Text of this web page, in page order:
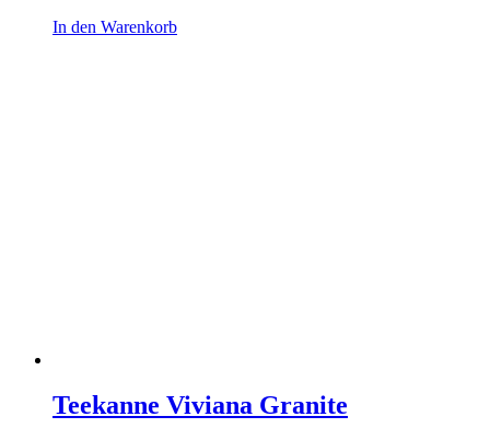
In den Warenkorb
Teekanne Viviana Granite